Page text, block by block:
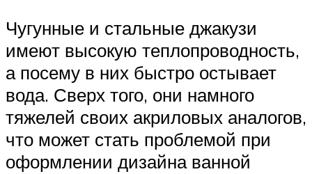
Чугунные и стальные джакузи
имеют высокую теплопроводность,
а посему в них быстро остывает
вода. Сверх того, они намного
тяжелей своих акриловых аналогов,
что может стать проблемой при
оформлении дизайна ванной